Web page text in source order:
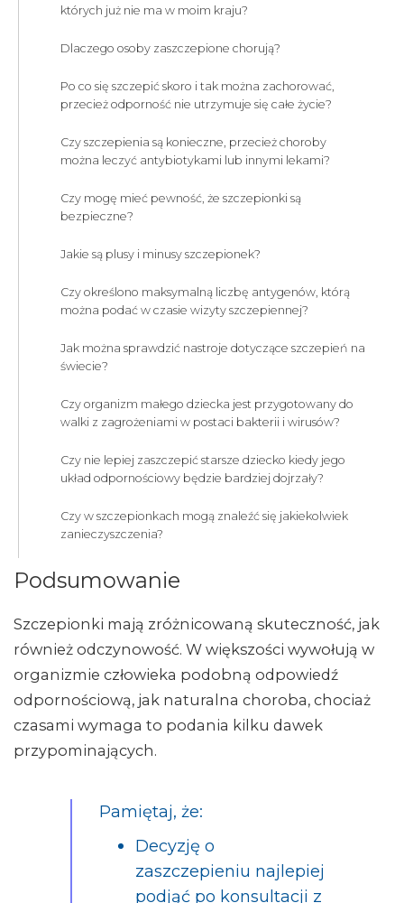
których już nie ma w moim kraju?
Dlaczego osoby zaszczepione chorują?
Po co się szczepić skoro i tak można zachorować,
przecież odporność nie utrzymuje się całe życie?
Czy szczepienia są konieczne, przecież choroby
można leczyć antybiotykami lub innymi lekami?
Czy mogę mieć pewność, że szczepionki są
bezpieczne?
Jakie są plusy i minusy szczepionek?
Czy określono maksymalną liczbę antygenów, którą
można podać w czasie wizyty szczepiennej?
Jak można sprawdzić nastroje dotyczące szczepień na
świecie?
Czy organizm małego dziecka jest przygotowany do
walki z zagrożeniami w postaci bakterii i wirusów?
Czy nie lepiej zaszczepić starsze dziecko kiedy jego
układ odpornościowy będzie bardziej dojrzały?
Czy w szczepionkach mogą znaleźć się jakiekolwiek
zanieczyszczenia?
Podsumowanie
Szczepionki mają zróżnicowaną skuteczność, jak
również odczynowość. W większości wywołują w
organizmie człowieka podobną odpowiedź
odpornościową, jak naturalna choroba, chociaż
czasami wymaga to podania kilku dawek
przypominających.
Pamiętaj, że:
Decyzję o
zaszczepieniu najlepiej
podjąć po konsultacji z